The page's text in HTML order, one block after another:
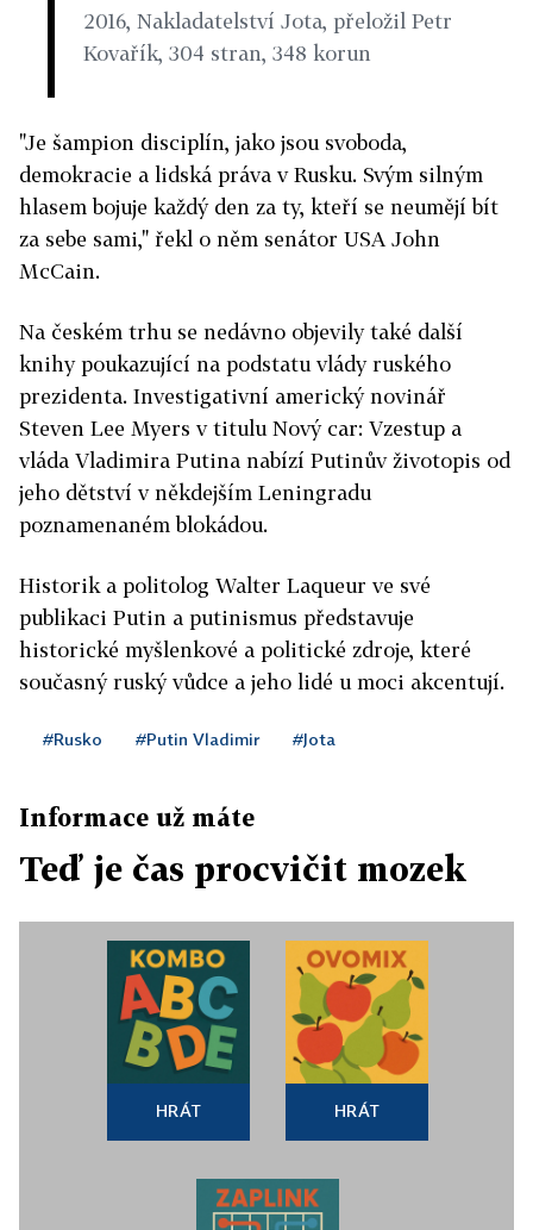
2016, Nakladatelství Jota, přeložil Petr
Kovařík, 304 stran, 348 korun
"Je šampion disciplín, jako jsou svoboda,
demokracie a lidská práva v Rusku. Svým silným
hlasem bojuje každý den za ty, kteří se neumějí bít
za sebe sami," řekl o něm senátor USA John
McCain.
Na českém trhu se nedávno objevily také další
knihy poukazující na podstatu vlády ruského
prezidenta. Investigativní americký novinář
Steven Lee Myers v titulu Nový car: Vzestup a
vláda Vladimira Putina nabízí Putinův životopis od
jeho dětství v někdejším Leningradu
poznamenaném blokádou.
Historik a politolog Walter Laqueur ve své
publikaci Putin a putinismus představuje
historické myšlenkové a politické zdroje, které
současný ruský vůdce a jeho lidé u moci akcentují.
#Rusko #Putin Vladimir #Jota
Informace už máte
Teď je čas procvičit mozek
HRÁT HRÁT